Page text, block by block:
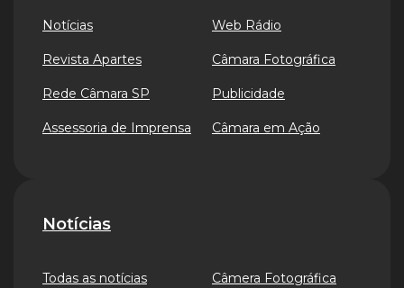
Notícias
Revista Apartes
Rede Câmara SP
Assessoria de Imprensa
Web Rádio
Câmara Fotográfica
Publicidade
Câmara em Ação
Notícias
Todas as notícias Câmera Fotográfica